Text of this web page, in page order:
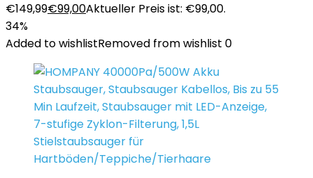
€149,99€99,00Aktueller Preis ist: €99,00.
34%
Added to wishlistRemoved from wishlist 0